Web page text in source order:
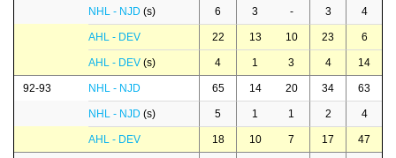
NHL - NJD (s) 6 3 - 3 4
AHL - DEV 22 13 10 23 6
AHL - DEV (s) 4 1 3 4 14
92-93 NHL - NJD 65 14 20 34 63
NHL - NJD (s) 5 1 1 2 4
AHL - DEV 18 10 7 17 47